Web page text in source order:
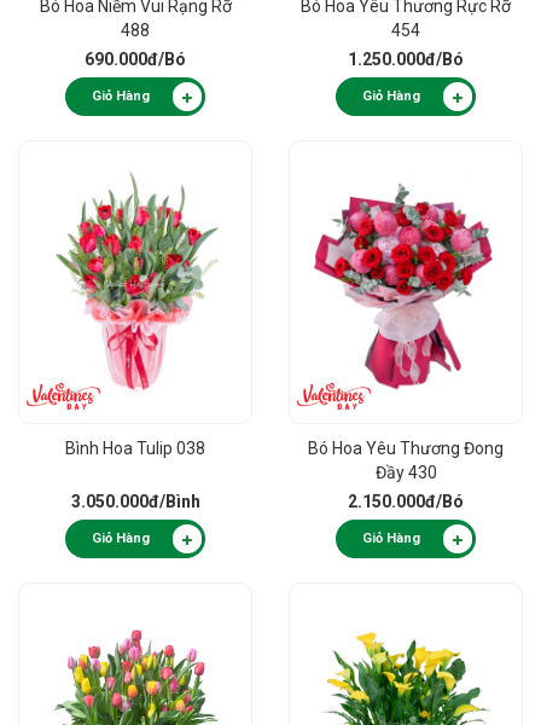
Bó Hoa Niềm Vui Rạng Rỡ
488
690.000đ/Bó
Giỏ Hàng
Bó Hoa Yêu Thương Rực Rỡ
454
1.250.000đ/Bó
Giỏ Hàng
Bình Hoa Tulip 038
3.050.000đ/Bình
Giỏ Hàng
Bó Hoa Yêu Thương Đong
Đầy 430
2.150.000đ/Bó
Giỏ Hàng